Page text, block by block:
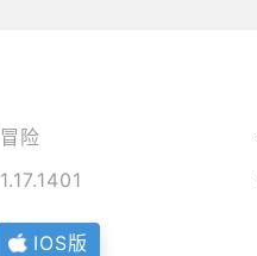
冒险
1.17.1401
IOS版